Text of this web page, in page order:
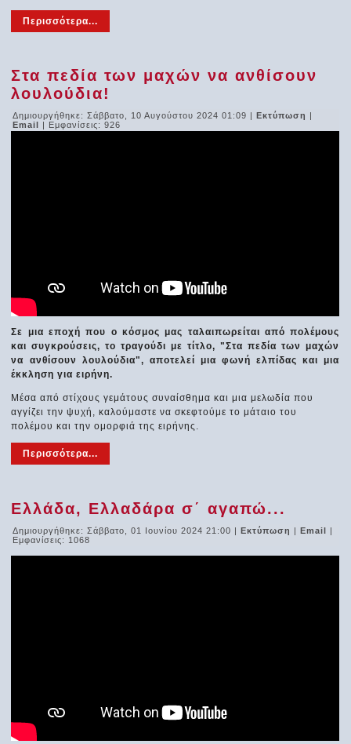
Περισσότερα...
Στα πεδία των μαχών να ανθίσουν
λουλούδια!
Δημιουργήθηκε: Σάββατο, 10 Αυγούστου 2024 01:09 |Εκτύπωση |
Email | Εμφανίσεις: 926
Σε μια εποχή που ο κόσμος μας ταλαιπωρείται από πολέμους
και συγκρούσεις, το τραγούδι με τίτλο, "Στα πεδία των μαχών
να ανθίσουν λουλούδια", αποτελεί μια φωνή ελπίδας και μια
έκκληση για ειρήνη.
Μέσα από στίχους γεμάτους συναίσθημα και μια μελωδία που
αγγίζει την ψυχή, καλούμαστε να σκεφτούμε το μάταιο του
πολέμου και την ομορφιά της ειρήνης.
Περισσότερα...
Ελλάδα, Ελλαδάρα σ΄ αγαπώ...
Δημιουργήθηκε: Σάββατο, 01 Ιουνίου 2024 21:00 |Εκτύπωση |Email |
Εμφανίσεις: 1068